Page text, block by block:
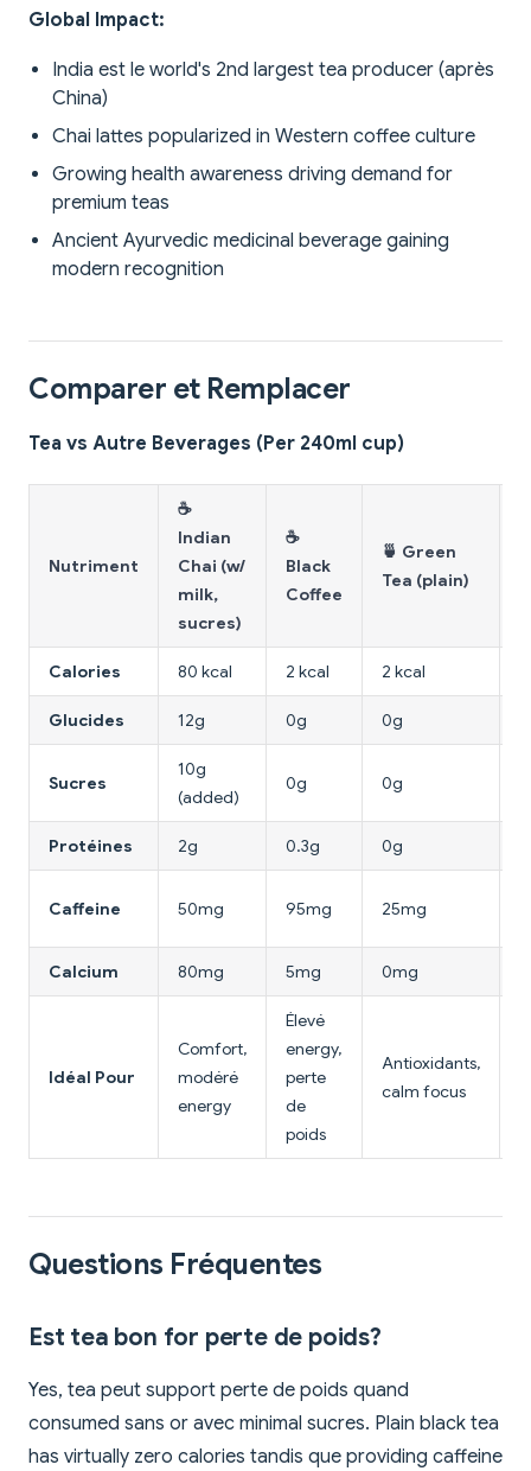
Global Impact:
India est le world's 2nd largest tea producer (après
China)
Chai lattes popularized in Western coffee culture
Growing health awareness driving demand for
premium teas
Ancient Ayurvedic medicinal beverage gaining
modern recognition
Comparer et Remplacer
Tea vs Autre Beverages (Per 240ml cup)
Nutriment
☕
Indian
Chai (w/
milk,
sucres)
☕
Black
Coffee
🍵 Green
Tea (plain)
Calories 80 kcal 2 kcal 2 kcal
Glucides 12g 0g 0g
Sucres
10g
(added)
0g 0g
Protéines 2g 0.3g 0g
Caffeine 50mg 95mg 25mg
Calcium 80mg 5mg 0mg
Idéal Pour
Comfort,
modéré
energy
Élevé
energy,
perte
de
poids
Antioxidants,
calm focus
Questions Fréquentes
Est tea bon for perte de poids?
Yes, tea peut support perte de poids quand
consumed sans or avec minimal sucres. Plain black tea
has virtually zero calories tandis que providing caffeine